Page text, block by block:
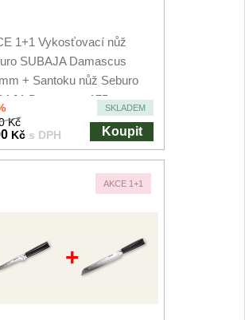
1+1 Vykosťovací nůž
SUBAJA Damascus
+ Santoku nůž Seburo
Damascus 175mm
SKLADEM
Kč
Kč s DPH Koupit
AKCE 1+1
+